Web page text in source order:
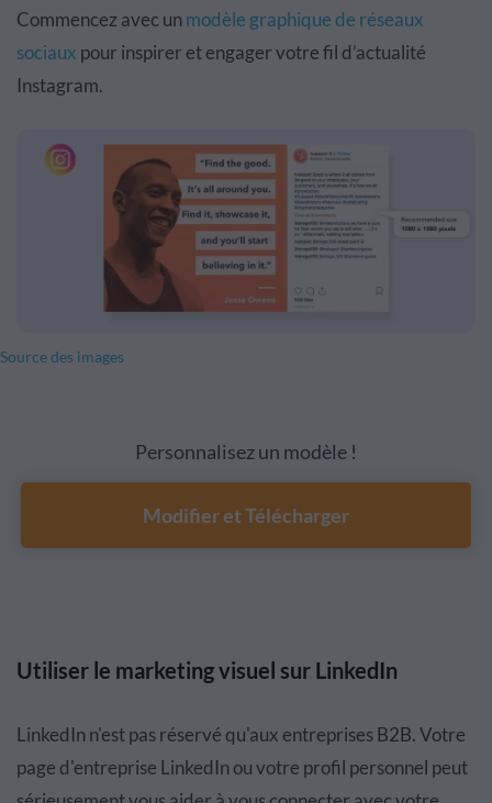
Commencez avec unmodèle graphique de réseaux
sociaux pour inspirer et engager votre fil d’actualité
Instagram.
Source des images
Personnalisez un modèle !
Modifier et Télécharger
Utiliser le marketing visuel sur LinkedIn
LinkedIn n'est pas réservé qu'aux entreprises B2B. Votre
page d'entreprise LinkedIn ou votre profil personnel peut